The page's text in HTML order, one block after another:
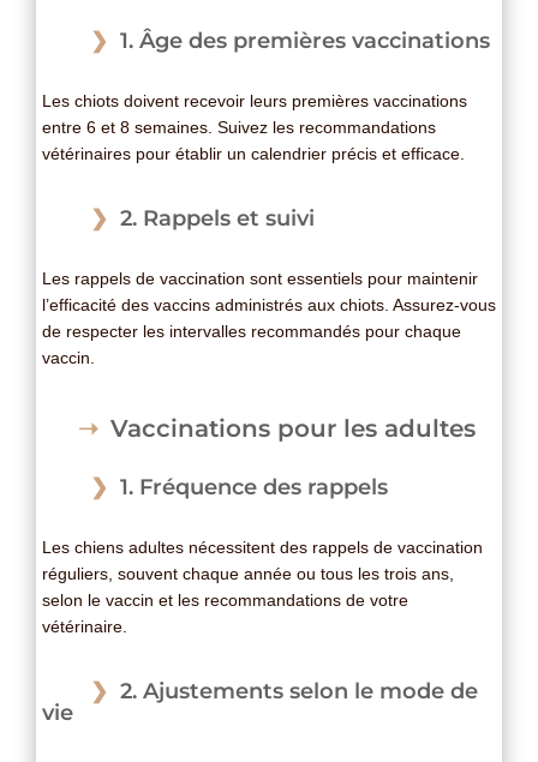
1. Âge des premières vaccinations
Les chiots doivent recevoir leurs premières vaccinations
entre 6 et 8 semaines. Suivez les recommandations
vétérinaires pour établir un calendrier précis et efficace.
2. Rappels et suivi
Les rappels de vaccination sont essentiels pour maintenir
l’efficacité des vaccins administrés aux chiots. Assurez-vous
de respecter les intervalles recommandés pour chaque
vaccin.
Vaccinations pour les adultes
1. Fréquence des rappels
Les chiens adultes nécessitent des rappels de vaccination
réguliers, souvent chaque année ou tous les trois ans,
selon le vaccin et les recommandations de votre
vétérinaire.
2. Ajustements selon le mode de
vie